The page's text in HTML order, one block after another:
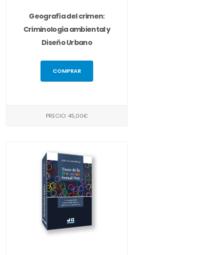
Geografía del crimen:
Criminología ambiental y
Diseño Urbano
COMPRAR
PRECIO: 45,00€